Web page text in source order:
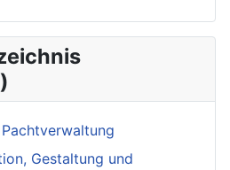
Gestaltung und